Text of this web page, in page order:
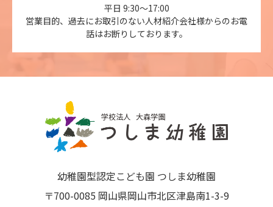
平日 9:30～17:00
営業目的、過去にお取引のない人材紹介会社様からのお電
話はお断りしております。
幼稚園型認定こども園 つしま幼稚園
〒700-0085 岡山県岡山市北区津島南1-3-9